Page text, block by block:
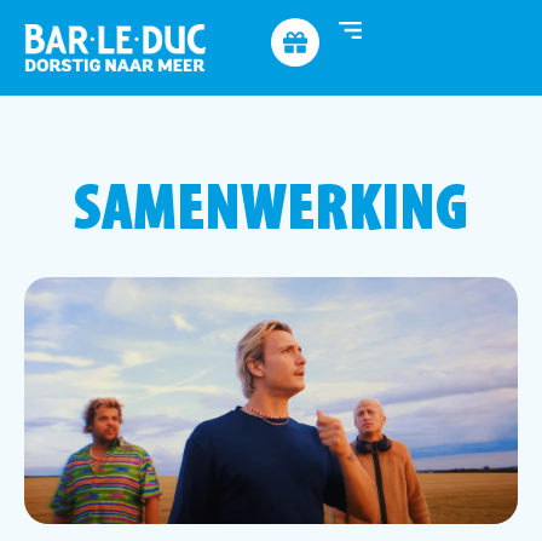
SAMENWERKING